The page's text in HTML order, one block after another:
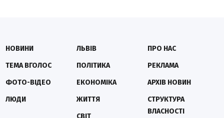
НОВИНИ
ТЕМА ВГОЛОС
ФОТО-ВІДЕО
ЛЮДИ
ЛЬВІВ
ПОЛІТИКА
ЕКОНОМІКА
ЖИТТЯ
СВІТ
ПРО НАС
РЕКЛАМА
АРХІВ НОВИН
СТРУКТУРА
ВЛАСНОСТІ